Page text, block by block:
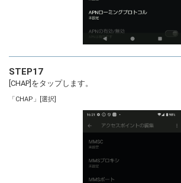
STEP17
[CHAP]をタップします。
「CHAP」[選択]